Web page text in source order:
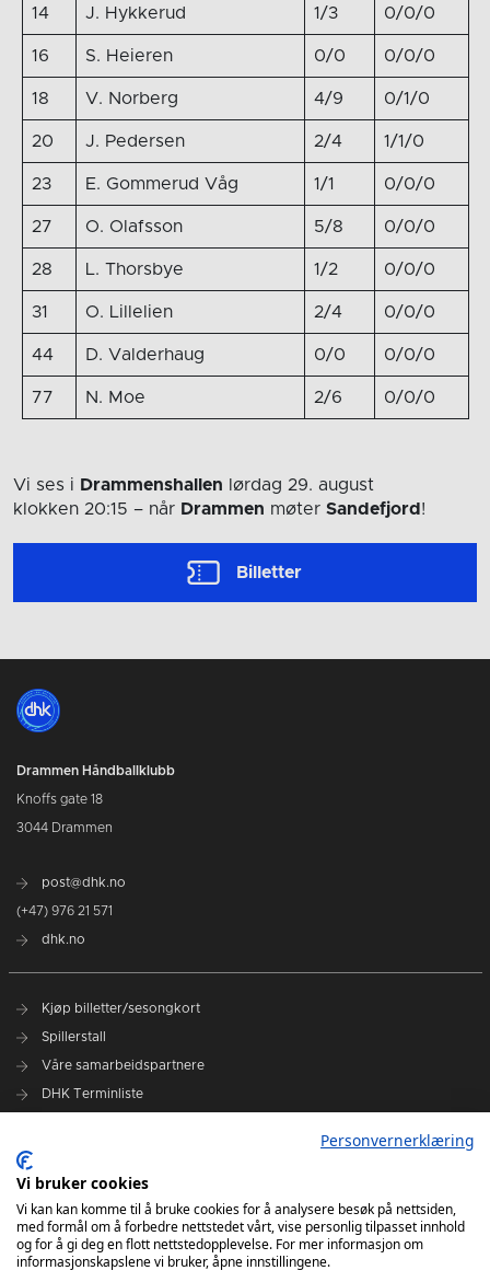
14 J. Hykkerud 1/3 0/0/0
16 S. Heieren 0/0 0/0/0
18 V. Norberg 4/9 0/1/0
20 J. Pedersen 2/4 1/1/0
23 E. Gommerud Våg 1/1 0/0/0
27 O. Olafsson 5/8 0/0/0
28 L. Thorsbye 1/2 0/0/0
31 O. Lillelien 2/4 0/0/0
44 D. Valderhaug 0/0 0/0/0
77 N. Moe 2/6 0/0/0
Vi ses i Drammenshallen lørdag 29. august
klokken 20:15 – når Drammen møter Sandefjord !
Billetter
Drammen Håndballklubb
Knoffs gate 18
3044 Drammen
post@dhk.no
(+47) 976 21 571
dhk.no
Kjøp billetter/sesongkort
Spillerstall
Våre samarbeidspartnere
DHK Terminliste
DHK på Instagram
DHK på TikTok
Personvernerklæring
Vi bruker cookies
Vi kan kan komme til å bruke cookies for å analysere besøk på nettsiden,
med formål om å forbedre nettstedet vårt, vise personlig tilpasset innhold
og for å gi deg en flott nettstedopplevelse. For mer informasjon om
informasjonskapslene vi bruker, åpne innstillingene.